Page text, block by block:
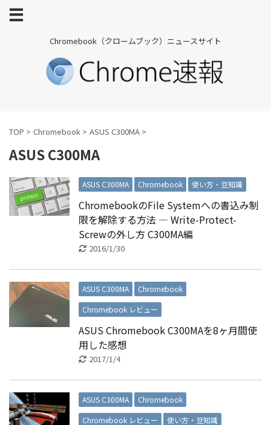
Chromebook（クロームブック）ニュースサイト
TOP > Chromebook > ASUS C300MA >
ASUS C300MA
ASUS C300MA Chromebook 使い方・豆知識
ChromebookのFile Systemへの書込み制
限を解除する方法 ― Write-Protect-
Screwの外し方 C300MA編
2016/1/30
ASUS C300MA
Chromebook
Chromebook レビュー
ASUS Chromebook C300MAを8ヶ月間使
用した感想
2017/1/4
ASUS C300MA
Chromebook
Chromebook レビュー
使い方・豆知識